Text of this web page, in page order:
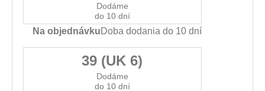
Dodáme
do 10 dní
Na objednávkuDoba dodania do 10 dní
39 (UK 6)
Dodáme
do 10 dní